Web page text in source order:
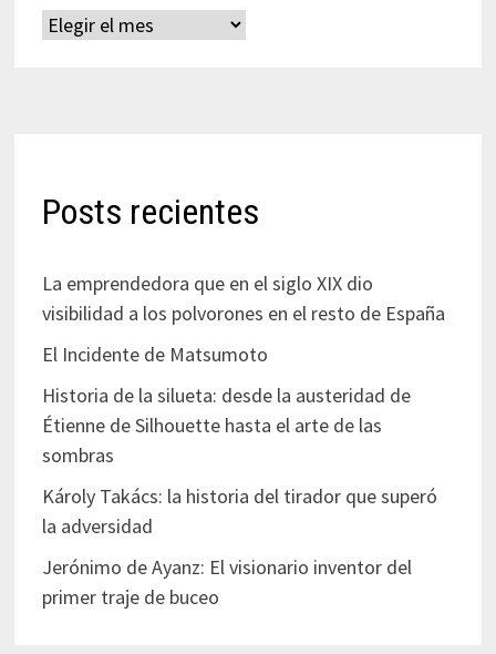
Archivos
Posts recientes
La emprendedora que en el siglo XIX dio
visibilidad a los polvorones en el resto de España
El Incidente de Matsumoto
Historia de la silueta: desde la austeridad de
Étienne de Silhouette hasta el arte de las
sombras
Károly Takács: la historia del tirador que superó
la adversidad
Jerónimo de Ayanz: El visionario inventor del
primer traje de buceo